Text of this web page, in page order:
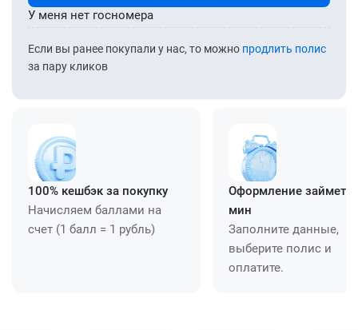
Если вы ранее покупали у нас, то можно продлить полис
за пару кликов
У меня нет госномера
100% кешбэк за покупку
Начисляем баллами на
счет (1 балл = 1 рубль)
Оформление займет
мин
Заполните данные,
выберите полис и
оплатите.